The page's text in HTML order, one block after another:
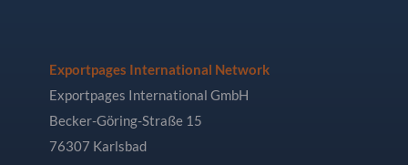
Exportpages International Network
Exportpages International GmbH
Becker-Göring-Straße 15
76307 Karlsbad